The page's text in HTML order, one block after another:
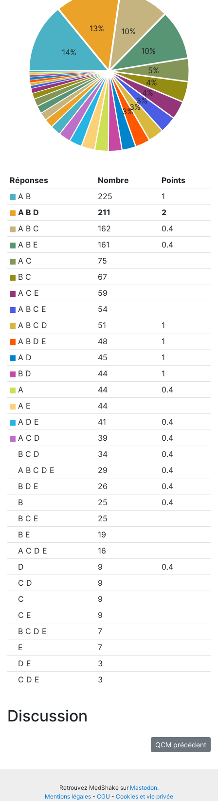
14%
13%
10%
10%
5%
4%
4%
3%
3%
3%
Réponses Nombre
Points
A B
225
1
A B D
211
2
A B C
162
0.4
A B E
161
0.4
A C
75
B C
67
A C E
59
A B C E
54
A B C D
51
1
A B D E
48
1
A D
45
1
B D
44
1
A
44
0.4
A E
44
A D E
41
0.4
A C D
39
0.4
B C D
34
0.4
A B C D E
29
0.4
B D E
26
0.4
B
25
0.4
B C E
25
B E
19
A C D E
16
D
9
0.4
C D
9
C
9
C E
9
B C D E
7
E
7
D E
3
C D E
3
Discussion
QCM précédent
Retrouvez MedShake sur Mastodon.
Mentions légales - CGU - Cookies et vie privée